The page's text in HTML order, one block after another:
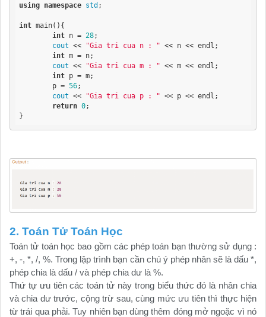
using
namespace std ;
int main(){
int n = 28;
cout << "Gia tri cua n : " << n << endl;
int m = n;
cout << "Gia tri cua m : " << m << endl;
int p = m;
	p =
56;
cout << "Gia tri cua p : " << p << endl;
return 0;
}
2. Toán Tử Toán Học
Toán tử toán học bao gồm các phép toán bạn thường sử dụng :
+, -, *, /, %. Trong lập trình bạn cần chú ý phép nhân sẽ là dấu *,
phép chia là dấu / và phép chia dư là %.
Thứ tự ưu tiên các toán tử này trong biểu thức đó là nhân chia
và chia dư trước, cộng trừ sau, cùng mức ưu tiên thì thực hiện
từ trái qua phải. Tuy nhiên bạn dùng thêm đóng mở ngoặc vì nó